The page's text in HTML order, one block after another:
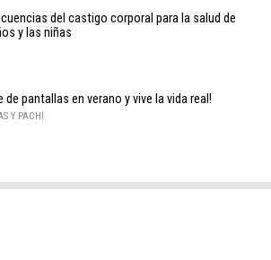
del castigo corporal para la salud de
y las niñas
de pantallas en verano y vive la vida real!
Y PACHI